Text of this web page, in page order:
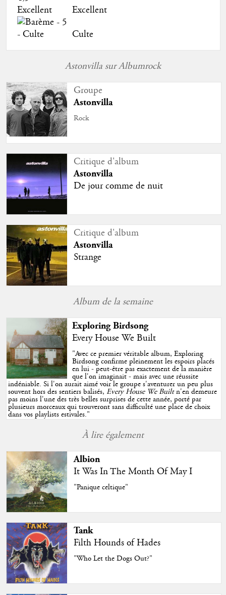
Excellent
Culte
Astonvilla sur Albumrock
Groupe
Astonvilla
Rock
Critique d'album
Astonvilla
De jour comme de nuit
Critique d'album
Astonvilla
Strange
Album de la semaine
Exploring Birdsong
Every House We Built
"Avec ce premier véritable album, Exploring
Birdsong confirme pleinement les espoirs placés
en lui - peut-être pas exactement de la manière
que l'on imaginait - mais avec une réussite
indéniable. Si l'on aurait aimé voir le groupe s'aventurer un peu plus
souvent hors des sentiers balisés,Every House We Builtn'en demeure
pas moins l'une des très belles surprises de cette année, porté par
plusieurs morceaux qui trouveront sans difficulté une place de choix
dans vos playlists estivales."
À lire également
Albion
It Was In The Month Of May I
"Panique celtique"
Tank
Filth Hounds of Hades
"Who Let the Dogs Out?"